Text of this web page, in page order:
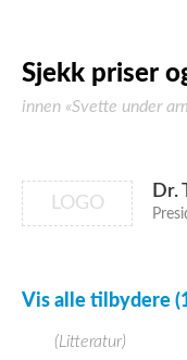
Sjekk priser
innen «Svette under
LOGO
Dr.
Vis alle tilbydere
(Litteratur)